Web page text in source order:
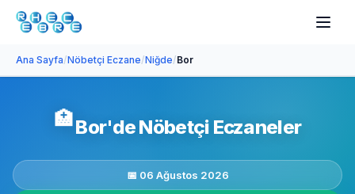
Ana Sayfa/Nöbetçi Eczane/Niğde/Bor
🏥Bor'de Nöbetçi Eczaneler
📅 06 Ağustos 2026